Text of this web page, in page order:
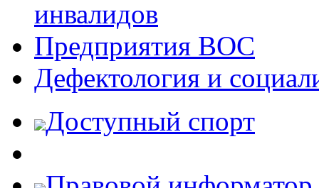
инвалидов
Предприятия ВОС
Дефектология и
Доступный спорт